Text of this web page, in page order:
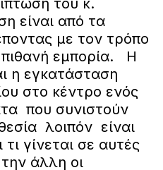
του κ.
είναι από τα
με τον τρόπο
εμπορία. Η
η εγκατάσταση
στο κέντρο ενός
που συνιστούν
λοιπόν είναι
γίνεται σε αυτές
άλλη οι